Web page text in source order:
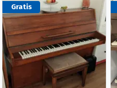
Gratis